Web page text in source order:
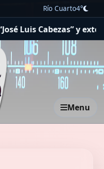
Río Cuarto4°
y extendió
Menu